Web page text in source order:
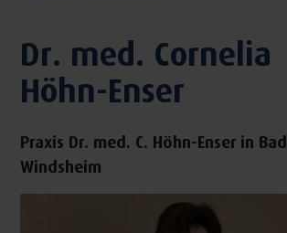
Dr. med. Cornelia
Höhn-Enser
Praxis Dr. med. C. Höhn-Enser in Bad
Windsheim